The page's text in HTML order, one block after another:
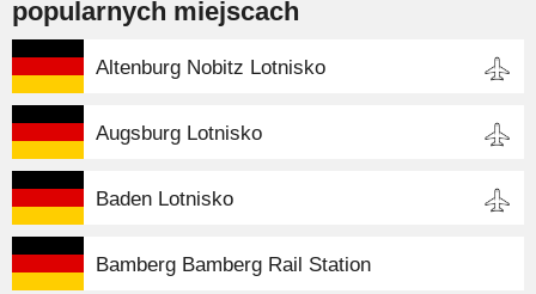
popularnych miejscach
Altenburg Nobitz Lotnisko
Augsburg Lotnisko
Baden Lotnisko
Bamberg Bamberg Rail Station